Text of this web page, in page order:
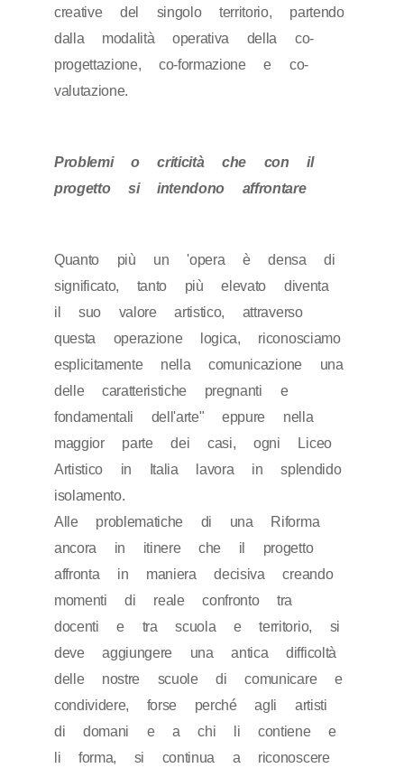
creative del singolo territorio, partendo
dalla modalità operativa della co-
progettazione, co-formazione e co-
valutazione.
Problemi o criticità che con il
progetto si intendono affrontare
Quanto più un 'opera è densa di
significato, tanto più elevato diventa
il suo valore artistico, attraverso
questa operazione logica, riconosciamo
esplicitamente nella comunicazione una
delle caratteristiche pregnanti e
fondamentali dell'arte" eppure nella
maggior parte dei casi, ogni Liceo
Artistico in Italia lavora in splendido
isolamento.
Alle problematiche di una Riforma
ancora in itinere che il progetto
affronta in maniera decisiva creando
momenti di reale confronto tra
docenti e tra scuola e territorio, si
deve aggiungere una antica difficoltà
delle nostre scuole di comunicare e
condividere, forse perché agli artisti
di domani e a chi li contiene e
li forma, si continua a riconoscere